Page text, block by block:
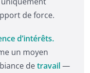
de force.
d’intérêts.
un moyen
detravail—